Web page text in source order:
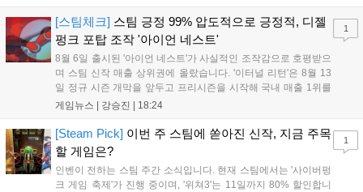
17일까지 이어지는 이번 행사는 신규 세트 체험과 공연 등 다양한 즐길
거리를 제공하며, 이후 현대백화점 판교점에서도 행사가 이어질 예정입
니다. 연말에는 라스베이거스 오픈이 개최됩니다....
[스팀체크] 스팀 긍정 99% 압도적으로 긍정적, 디젤
펑크 포탑 조작 '아이언 네스트'
8월 6일 출시된 '아이언 네스트'가 사실적인 조작감으로 호평받으
며 스팀 신작 매출 상위권에 올랐습니다. '이터널 리턴'은 8월 13
일 정규 시즌 개막을 앞두고 프리시즌을 시작해 국내 매출 1위를
기록했습니다. 25주년을 맞은 '고스트 리콘' 시리즈는 8월 6일 쇼
'마블 투혼: 파이팅 소울즈'와 레트로 수리 시뮬레이션 '리스토
리'도 스팀에 정식 출시되었습니다....
게임뉴스 | 강승진 18:24
1
[Steam Pick] 이번 주 스팀에 쏟아진 신작, 지금 주목
할 게임은?
인벤이 전하는 스팀 주간 소식입니다. 현재 스팀에서는 '사이버펑
크 게임 축제'가 진행 중이며, '위쳐3'는 11일까지 80% 할인합니
1